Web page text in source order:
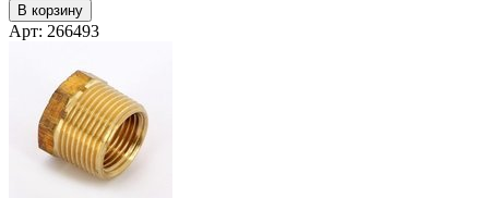
В корзину
Арт: 266493